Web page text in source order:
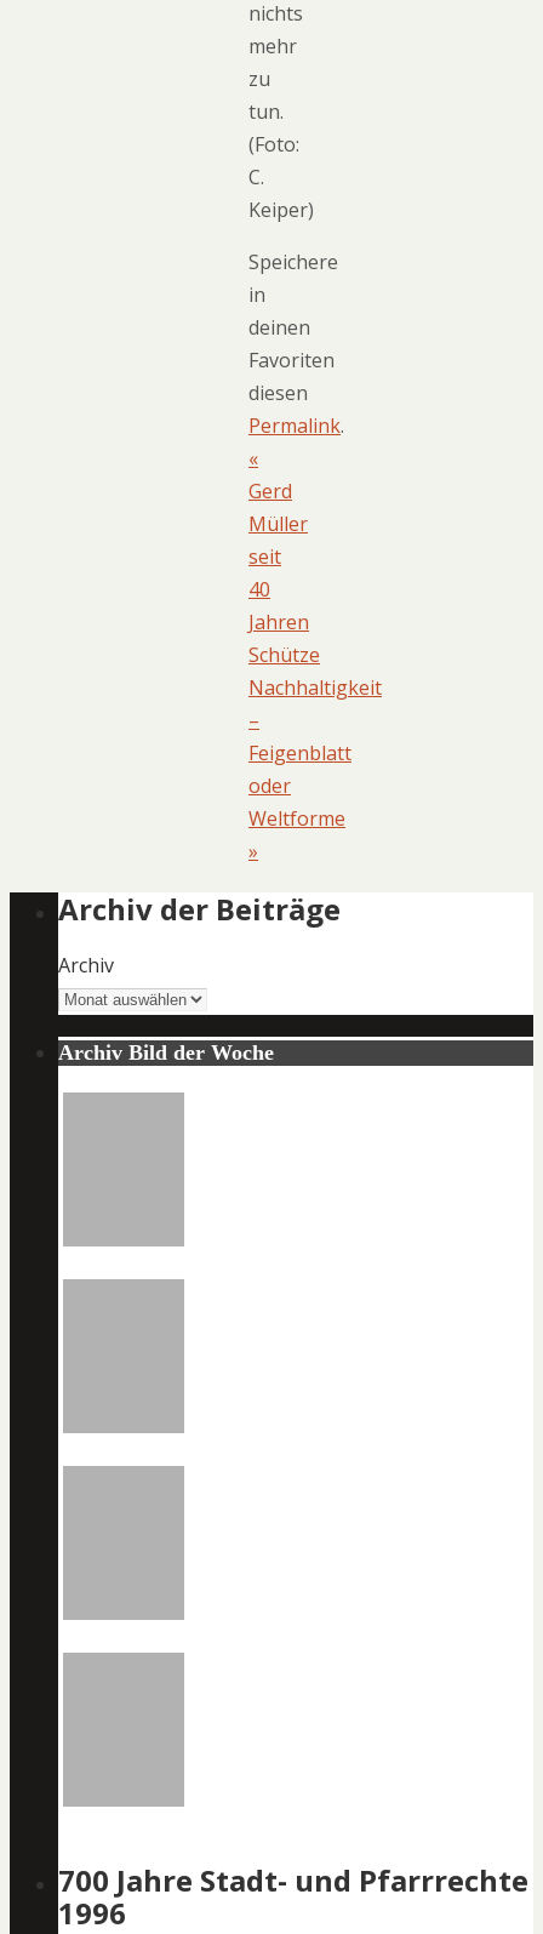
nichts
mehr
zu
tun.
(Foto:
C.
Keiper)
Speichere
in
deinen
Favoriten
diesen
Permalink.
«
Gerd
Müller
seit
40
Jahren
Schütze
Nachhaltigkeit
–
Feigenblatt
oder
Weltforme
»
Archiv der Beiträge
Archiv
Archiv Bild der Woche
700 Jahre Stadt- und Pfarrrechte
1996